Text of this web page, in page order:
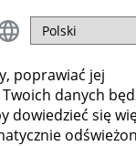
poprawiać jej
danych
dowiedzieć się